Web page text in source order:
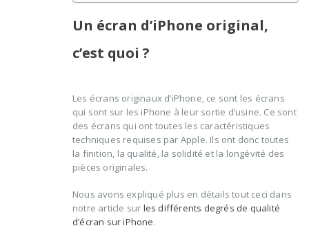
Un écran d’iPhone original,
c’est quoi ?
Les écrans originaux d’iPhone, ce sont les écrans
qui sont sur les iPhone à leur sortie d’usine. Ce sont
des écrans qui ont toutes les caractéristiques
techniques requises par Apple. Ils ont donc toutes
la finition, la qualité, la solidité et la longévité des
pièces originales.
Nous avons expliqué plus en détails tout ceci dans
notre article sur les différents degrés de qualité
d’écran sur iPhone.